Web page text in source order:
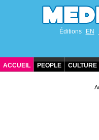
Éditions EN
ACCUEIL PEOPLE CULTURE